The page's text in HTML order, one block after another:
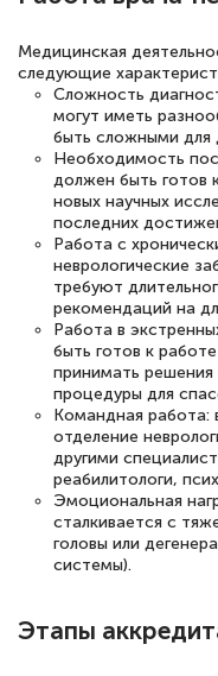
Медицинская
следующие
Сложность
могут иметь
быть сложными для
Необходимость
должен быть готов
новых научных
последних
Работа с
неврологические
требуют
рекомендаций на
Работа в
быть готов к
принимать
процедуры для
Командная работа:
отделение
другими
реабилитологи,
Эмоциональная
сталкивается с
головы или
системы).
Этапы